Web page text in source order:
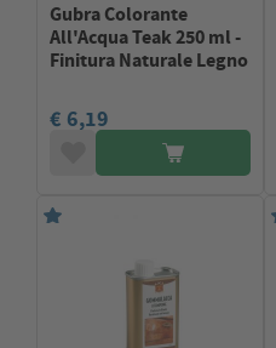
Gubra Colorante
All'Acqua Teak 250 ml -
Finitura Naturale Legno
€ 6,19